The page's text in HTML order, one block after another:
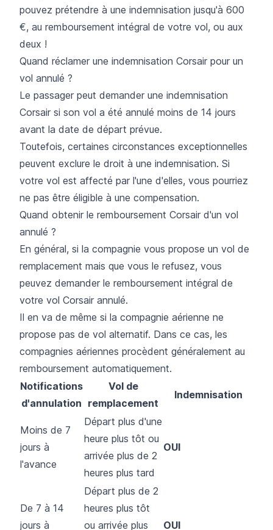
pouvez prétendre à une indemnisation jusqu'à 600
€, au remboursement intégral de votre vol, ou aux
deux !
Quand réclamer une indemnisation Corsair pour un
vol annulé ?
Le passager peut demander une indemnisation
Corsair si son vol a été annulé moins de 14 jours
avant la date de départ prévue.
Toutefois, certaines circonstances exceptionnelles
peuvent exclure le droit à une indemnisation. Si
votre vol est affecté par l'une d'elles, vous pourriez
ne pas être éligible à une compensation.
Quand obtenir le remboursement Corsair d'un vol
annulé ?
En général, si la compagnie vous propose un vol de
remplacement mais que vous le refusez, vous
peuvez demander le remboursement intégral de
votre vol Corsair annulé.
Il en va de même si la compagnie aérienne ne
propose pas de vol alternatif. Dans ce cas, les
compagnies aériennes procèdent généralement au
remboursement automatiquement.
Notifications
d'annulation
Vol de
remplacement
Indemnisation
Moins de 7
jours à
l'avance
Départ plus d'une
heure plus tôt ou
arrivée plus de 2
heures plus tard
OUI
De 7 à 14
jours à
Départ plus de 2
heures plus tôt
ou arrivée plus
OUI